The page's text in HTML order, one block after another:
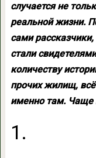
случается не
реальной жизни.
сами
стали
количеству
прочих жилищ,
именно там. Чаще
1.